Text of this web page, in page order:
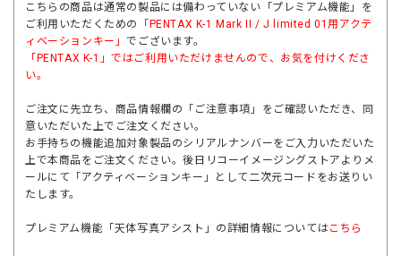
こちらの商品は通常の製品には備わっていない「プレミアム機能」を
ご利用いただくための
「 PENTAX K-1 Mark II / J limited 01用アクテ
ィベーションキー」でございます。
「 PENTAX K-1」ではご利用いただけませんので、お気を付けくださ
い。
ご注文に先立ち、商品情報欄の「ご注意事項」をご確認いただき、同
意いただいた上でご注文ください。
お手持ちの機能追加対象製品のシリアルナンバーをご入力いただいた
上で本商品をご注文ください。後日リコーイメージングストアよりメ
ールにて「アクティベーションキー」として二次元コードをお送りい
たします。
プレミアム機能「天体写真アシスト」の詳細情報についてはこちら